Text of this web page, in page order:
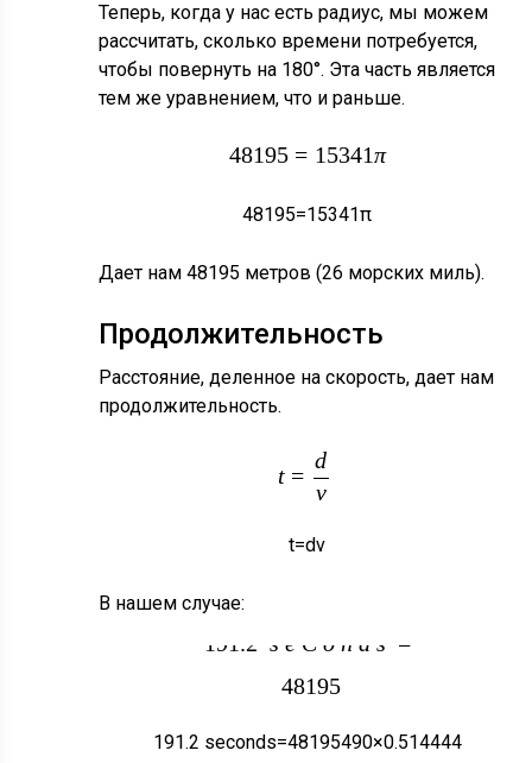
Теперь, когда у нас есть радиус, мы можем
рассчитать, сколько времени потребуется,
чтобы повернуть на 180°. Эта часть является
тем же уравнением, что и раньше.
48195 = 15341π
48195=15341π
Дает нам 48195 метров (26 морских миль).
Продолжительность
Расстояние, деленное на скорость, дает нам
продолжительность.
t =
d
v
t=dv
В нашем случае:
191.2 s e C o n d s =
48195
490×
0.514444
191.2 seconds=48195490×0.514444